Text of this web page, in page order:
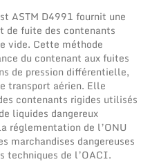
ASTM D4991 fournit une
de fuite des contenants
vide. Cette méthode
du contenant aux fuites
de pression différentielle,
transport aérien. Elle
contenants rigides utilisés
liquides dangereux
réglementation de l’ONU
marchandises dangereuses
techniques de l’OACI.